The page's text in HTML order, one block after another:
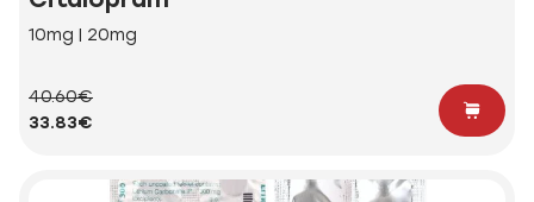
10mg | 20mg
40.60€
33.83€